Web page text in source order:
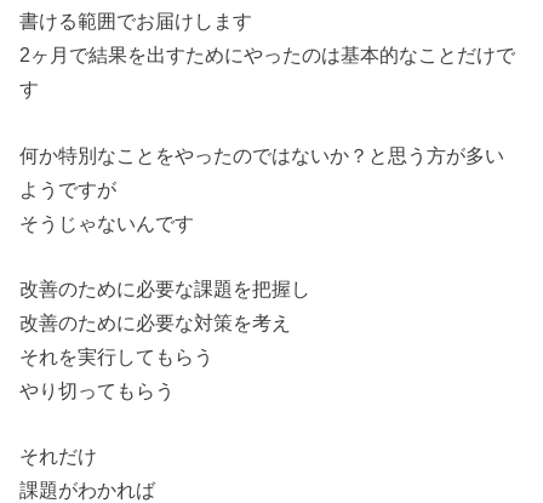
書ける範囲でお届けします
2ヶ月で結果を出すためにやったのは基本的なことだけで
す
何か特別なことをやったのではないか？と思う方が多い
ようですが
そうじゃないんです
改善のために必要な課題を把握し
改善のために必要な対策を考え
それを実行してもらう
やり切ってもらう
それだけ
課題がわかれば